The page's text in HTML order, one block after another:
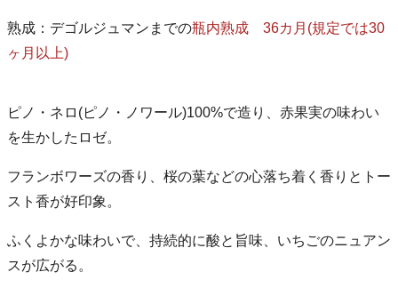
熟成：デゴルジュマンまでの瓶内熟成 36カ月(規定では30
ヶ月以上)
ピノ・ネロ(ピノ・ノワール)100%で造り、赤果実の味わい
を生かしたロゼ。
フランボワーズの香り、桜の葉などの心落ち着く香りとトー
スト香が好印象。
ふくよかな味わいで、持続的に酸と旨味、いちごのニュアン
スが広がる。